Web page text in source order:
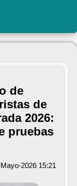
de
de
2026:
pruebas
2026 15:21